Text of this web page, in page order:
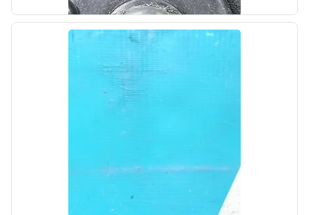
Hyundai-KIA
Цена: 6000,00₽
Автолайн